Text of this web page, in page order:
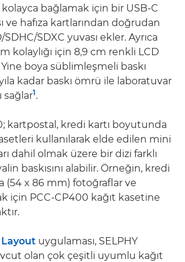
bağlamak için bir USB-C
ve hafıza kartlarından doğrudan
SDHC/SDXC yuvası ekler. Ayrıca
kolaylığı için 8,9 cm renkli LCD
boya süblimleşmeli baskı
kadar baskı ömrü ile laboratuvar
sağlar1.
kartpostal, kredi kartı boyutunda
kullanılarak elde edilen mini
dahil olmak üzere bir dizi farklı
baskısını alabilir. Örneğin, kredi
(54 x 86 mm) fotoğraflar ve
için PCC-CP400 kağıt kasetine
Layout uygulaması, SELPHY
olan çok çeşitli uyumlu kağıt